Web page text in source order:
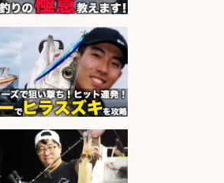
石料理/店長・店
満載!魚の価値を
メで地域を元気に!
かし 魚と肴 いとお
sponsored by 求人ボックス